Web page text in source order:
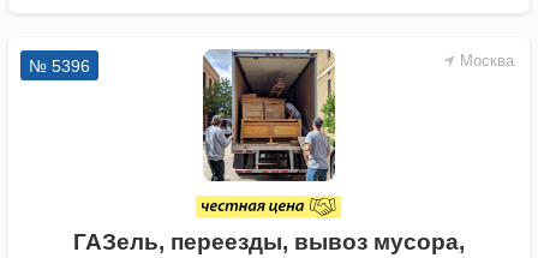
Москва
№ 5396
ГАЗель, переезды, вывоз мусора,